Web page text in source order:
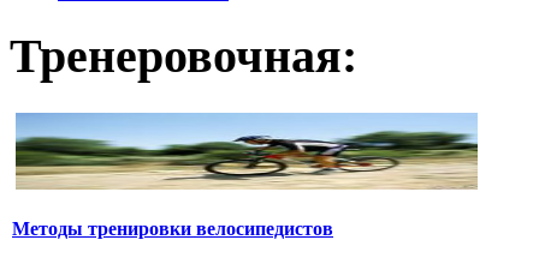
Тренеровочная:
Методы тренировки велосипедистов